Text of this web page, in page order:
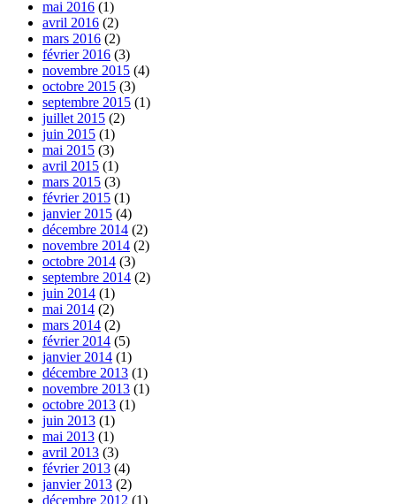
mai 2016 (1)
avril 2016 (2)
mars 2016 (2)
février 2016 (3)
novembre 2015 (4)
octobre 2015 (3)
septembre 2015 (1)
juillet 2015 (2)
juin 2015 (1)
mai 2015 (3)
avril 2015 (1)
mars 2015 (3)
février 2015 (1)
janvier 2015 (4)
décembre 2014 (2)
novembre 2014 (2)
octobre 2014 (3)
septembre 2014 (2)
juin 2014 (1)
mai 2014 (2)
mars 2014 (2)
février 2014 (5)
janvier 2014 (1)
décembre 2013 (1)
novembre 2013 (1)
octobre 2013 (1)
juin 2013 (1)
mai 2013 (1)
avril 2013 (3)
février 2013 (4)
janvier 2013 (2)
décembre 2012 (1)